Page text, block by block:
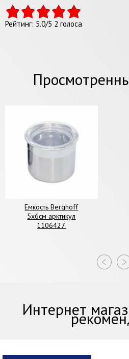
Рейтинг: 5.0/5 2 голоса
Емкость Berghoff
5х6см арктикул
1106427.
Интернет